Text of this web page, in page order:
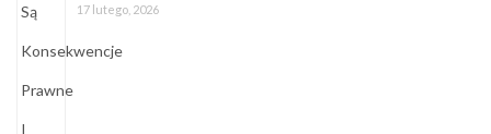
17 lutego, 2026